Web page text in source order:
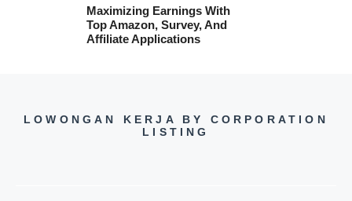
Maximizing Earnings With
Top Amazon, Survey, And
Affiliate Applications
LOWONGAN KERJA BY CORPORATION
LISTING